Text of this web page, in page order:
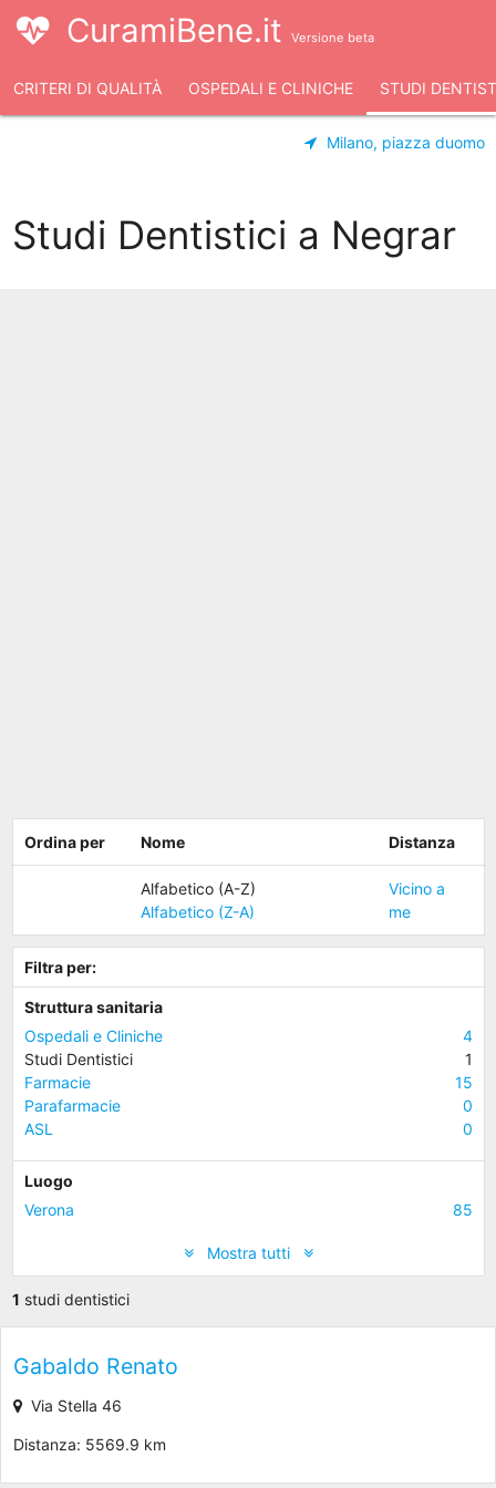
CuramiBene.it Versione beta
CRITERI DI QUALITÀ OSPEDALI E CLINICHE STUDI
Milano, piazza duomo
Studi Dentistici a Negrar
Ordina per Nome Distanza
Alfabetico (A-Z)
Alfabetico (Z-A)
Vicino a
me
Filtra per:
Struttura sanitaria
Ospedali e Cliniche
4
Studi Dentistici
1
Farmacie
15
Parafarmacie
0
ASL
0
Luogo
Verona
85
Mostra tutti
1 studi dentistici
Gabaldo Renato
Via Stella 46
Distanza: 5569.9 km